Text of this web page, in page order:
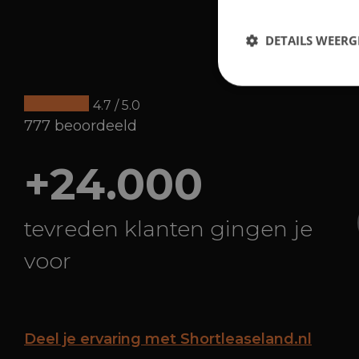
4.7 / 5.0
777 beoordeeld
+24.000
tevreden klanten gingen je
voor
Deel je ervaring met Shortleaseland.nl
DETAILS